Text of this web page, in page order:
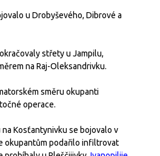
u Drobyševého, Dibrové a
střety u Jampilu,
na Raj-Oleksandrivku.
směru okupanti
operace.
na Kosťantynivku se bojovalo v
okupantům podařilo infiltrovat